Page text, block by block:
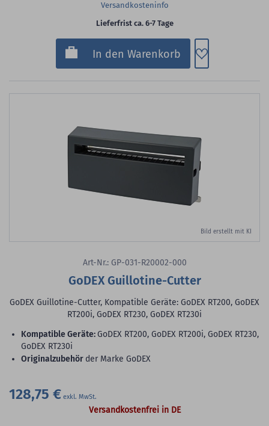
Versandkosteninfo
Lieferfrist ca. 6-7 Tage
In den Warenkorb Zum
Bild erstellt mit KI
Art-Nr.: GP-031-R20002-000
GoDEX Guillotine-Cutter
GoDEX Guillotine-Cutter, Kompatible Geräte: GoDEX RT200, GoDEX
RT200i, GoDEX RT230, GoDEX RT230i
Kompatible Geräte:GoDEX RT200, GoDEX RT200i, GoDEX RT230,
GoDEX RT230i
Originalzubehör der Marke GoDEX
128,75 €
Versandkostenfrei in DE